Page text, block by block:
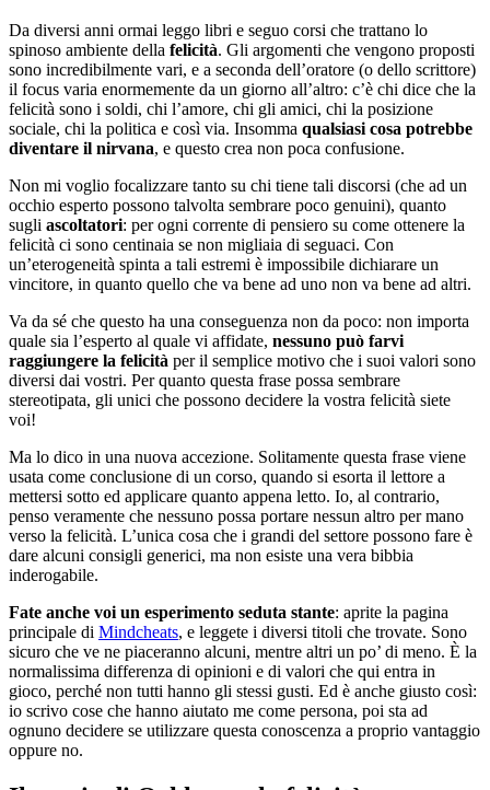
Da diversi anni ormai leggo libri e seguo corsi che trattano lo
spinoso ambiente della felicità. Gli argomenti che vengono proposti
sono incredibilmente vari, e a seconda dell’oratore (o dello scrittore)
il focus varia enormemente da un giorno all’altro: c’è chi dice che la
felicità sono i soldi, chi l’amore, chi gli amici, chi la posizione
sociale, chi la politica e così via. Insomma qualsiasi cosa potrebbe
diventare il nirvana, e questo crea non poca confusione.
Non mi voglio focalizzare tanto su chi tiene tali discorsi (che ad un
occhio esperto possono talvolta sembrare poco genuini), quanto
sugli ascoltatori: per ogni corrente di pensiero su come ottenere la
felicità ci sono centinaia se non migliaia di seguaci. Con
un’eterogeneità spinta a tali estremi è impossibile dichiarare un
vincitore, in quanto quello che va bene ad uno non va bene ad altri.
Va da sé che questo ha una conseguenza non da poco: non importa
quale sia l’esperto al quale vi affidate, nessuno può farvi
raggiungere la felicità per il semplice motivo che i suoi valori sono
diversi dai vostri. Per quanto questa frase possa sembrare
stereotipata, gli unici che possono decidere la vostra felicità siete
voi!
Ma lo dico in una nuova accezione. Solitamente questa frase viene
usata come conclusione di un corso, quando si esorta il lettore a
mettersi sotto ed applicare quanto appena letto. Io, al contrario,
penso veramente che nessuno possa portare nessun altro per mano
verso la felicità. L’unica cosa che i grandi del settore possono fare è
dare alcuni consigli generici, ma non esiste una vera bibbia
inderogabile.
Fate anche voi un esperimento seduta stante: aprite la pagina
principale di Mindcheats, e leggete i diversi titoli che trovate. Sono
sicuro che ve ne piaceranno alcuni, mentre altri un po’ di meno. È la
normalissima differenza di opinioni e di valori che qui entra in
gioco, perché non tutti hanno gli stessi gusti. Ed è anche giusto così:
io scrivo cose che hanno aiutato me come persona, poi sta ad
ognuno decidere se utilizzare questa conoscenza a proprio vantaggio
oppure no.